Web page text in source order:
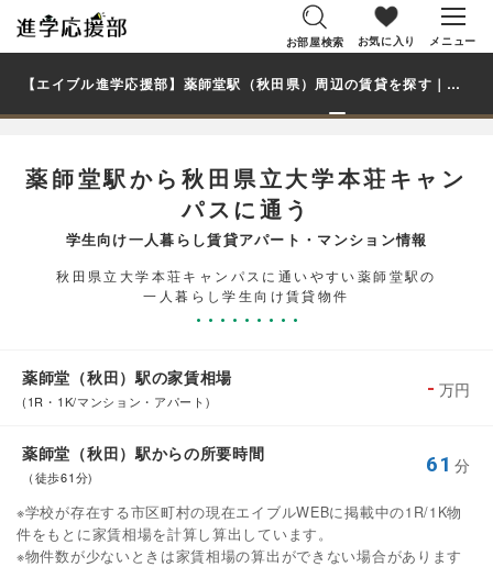
お部屋検索 お気に入り メニュー
【エイブル進学応援部】薬師堂駅（秋田県）周辺の賃貸を探す｜秋田県立大学本荘キャンパス学生・大学生の一人暮らし向け賃貸マンション・アパート
薬師堂駅から秋田県立大学本荘キャン
パスに通う
学生向け一人暮らし賃貸アパート・マンション情報
秋田県立大学本荘キャンパスに通いやすい薬師堂駅の
一人暮らし学生向け賃貸物件
薬師堂（秋田）駅の家賃相場
(1R・1K/マンション・アパート)
- 万円
薬師堂（秋田）駅からの所要時間
（徒歩61分)
61 分
※学校が存在する市区町村の現在エイブルWEBに掲載中の1R/1K物
件をもとに家賃相場を計算し算出しています。
※物件数が少ないときは家賃相場の算出ができない場合があります